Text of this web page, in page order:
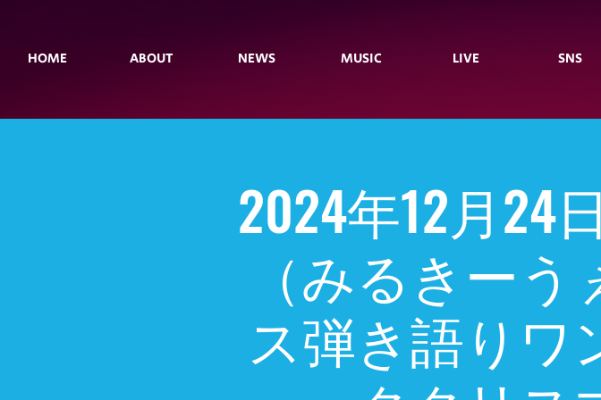
HOME ABOUT NEWS MUSIC LIVE SNS
2024年12月24
（みるきー
ス弾き語りワ